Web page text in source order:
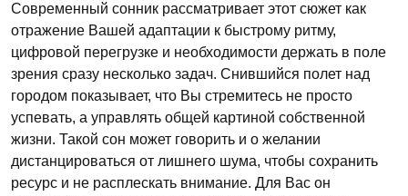
Современный сонник рассматривает этот сюжет как
отражение Вашей адаптации к быстрому ритму,
цифровой перегрузке и необходимости держать в поле
зрения сразу несколько задач. Снившийся полет над
городом показывает, что Вы стремитесь не просто
успевать, а управлять общей картиной собственной
жизни. Такой сон может говорить и о желании
дистанцироваться от лишнего шума, чтобы сохранить
ресурс и не расплескать внимание. Для Вас он